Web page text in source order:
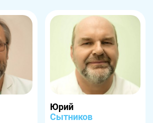
Юрий
Сытников